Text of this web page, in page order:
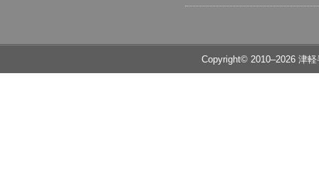
Copyright© 2010–2026 津